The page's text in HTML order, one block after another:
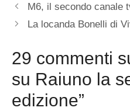
M6, il secondo canale
La locanda Bonelli di
29 commenti
su Raiuno la
edizione”